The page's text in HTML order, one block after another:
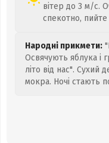
вітер до 3 м/с.
спекотно,
Народні прикмети:
Освячують яблука і
літо від нас". Сухий
мокра. Ночі стають